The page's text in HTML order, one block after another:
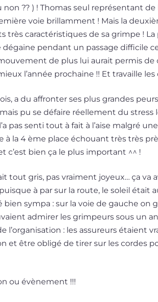
?? ) ! Thomas seul repré­sen­tant de
voie brillam­ment ! Mais la
carac­té­ris­tiques de sa grimpe ! La
pen­dant un pas­sage dif­fi­cile
de plus lui aurait per­mis de
l’an­née pro­chaine !! Et tra­vaille
a du affron­ter ses plus grandes
pu se défaire réel­le­ment du
pas sen­ti tout à fait à l’aise mal­gré
la 4 ème place échouant très très
c’est bien ça le plus important ^^ !
tout gris, pas vrai­ment joyeux… ça va
à par sur la route, le soleil était
sym­pa : sur la voie de gauche on
admi­rer les grim­peurs sous un
l’or­ga­ni­sa­tion : les assu­reurs étaient
et être obli­gé de tirer sur les cordes
ou évènement !!!